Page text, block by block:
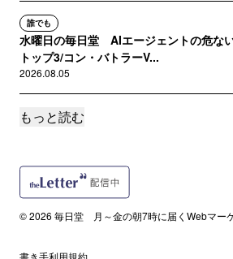
誰でも
水曜日の毎日堂 AIエージェントの危な
トップ3/コン・バトラーV...
2026.08.05
サポートメンバー限定
2026.08.05
#毎日堂マーケティングラジオ TAM大内
2026.08.04
もっと読む
© 2026 毎日堂 月～金の朝7時に届くWebマー
書き手利用規約